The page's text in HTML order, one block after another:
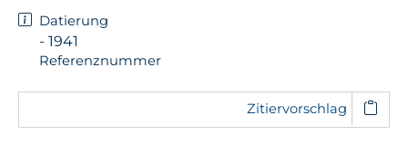
Datierung
- 1941
Referenznummer
Zitiervorschlag